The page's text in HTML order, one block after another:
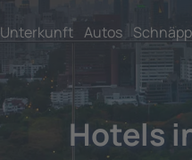
Unterkunft Autos
Hotels